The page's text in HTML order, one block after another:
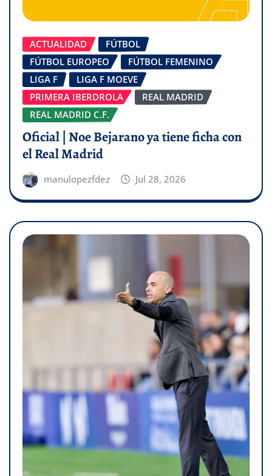
ACTUALIDAD
FÚTBOL
FÚTBOL EUROPEO
FÚTBOL FEMENINO
LIGA F
LIGA F MOEVE
PRIMERA IBERDROLA
REAL MADRID
REAL MADRID C.F.
Oficial | Noe Bejarano ya tiene ficha con
el Real Madrid
manulopezfdez Jul 28, 2026